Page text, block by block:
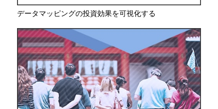
データマッピングの投資効果を可視化する